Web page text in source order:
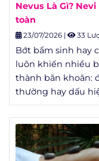
Nevus Là Gì?
toàn
23/07/2026 | 33
Bớt bẩm sinh hay
luôn khiến nhiều
thành băn khoăn:
thường hay dấu
đây tổng hợp kiến
nevi là gì, cơ chế
và các phương
biến trên thế giới.